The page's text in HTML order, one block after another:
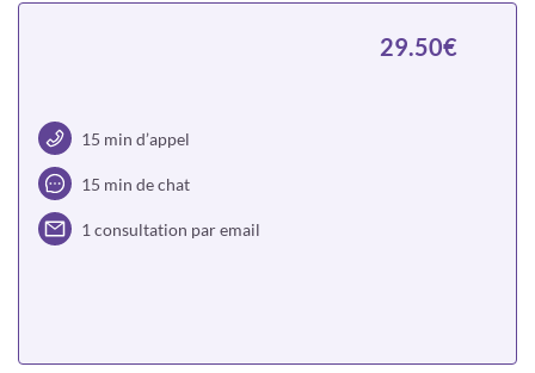
15 min d’appel
15 min de chat
1 consultation par email
29.50€